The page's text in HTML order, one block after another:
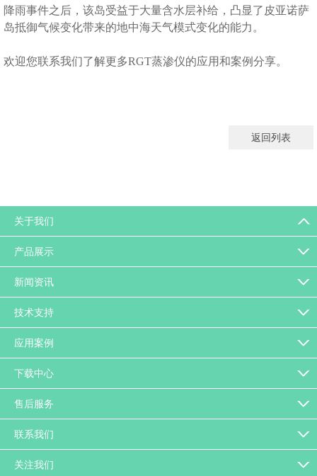
降雨事件之后，该岛受益于大量含水层补给，凸显了皮亚诺萨
岛抵御气候变化带来的地中海天气模式变化的能力。
欢迎您联系我们了解更多RGT蒸渗仪的应用和案例分享。
返回列表
关于我们
产品展示
新闻资讯
技术支持
应用案例
下载中心
售后服务
联系我们
关注我们